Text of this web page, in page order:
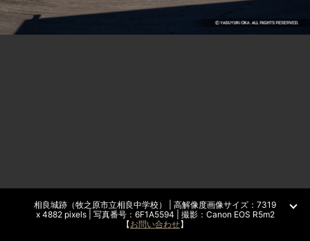
相良城跡（牧之原市立相良中学校） | 高解像度画像サイズ：7319
x 4882 pixels | 写真番号：6F1A5594 | 撮影：Canon EOS R5m2
【お問い合わせ】